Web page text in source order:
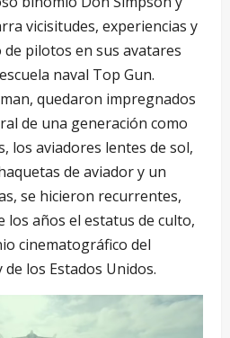
vicisitudes, experiencias y
pilotos en sus avatares
naval Top Gun.
quedaron impregnados
de una generación como
los aviadores lentes de sol,
de aviador y un
se hicieron recurrentes,
los años el estatus de culto,
cinematográfico del
los Estados Unidos.